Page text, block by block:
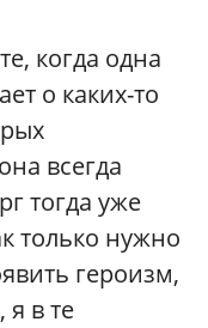
когда одна
о каких-то
всегда
тогда уже
только нужно
героизм,
я в те